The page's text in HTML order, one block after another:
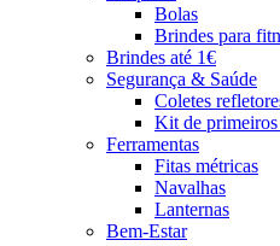
Bolas
Brindes para
Brindes até 1€
Segurança & Saúde
Coletes
Kit de primeiros
Ferramentas
Fitas métricas
Navalhas
Lanternas
Bem-Estar